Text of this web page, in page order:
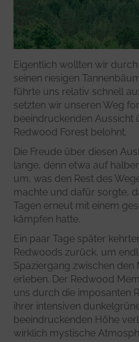
Eigentlich wollten wir
seinen riesigen
führte uns relativ schnell
setzten wir unseren Weg
beeindruckenden Aussicht
Redwood Forest belohnt.
Die Freude über diesen
lange, denn etwa auf
um, was den Rest des
machte und dafür sorgte,
Tagen erneut mit einem
kämpfen hatte.
Ein paar Tage später
Redwoods zurück, um
Spaziergang zwischen
erleben. Der Redwood
uns durch die imposanten
ihrer intensiven
beeindruckenden Höhe
wirklich mystische